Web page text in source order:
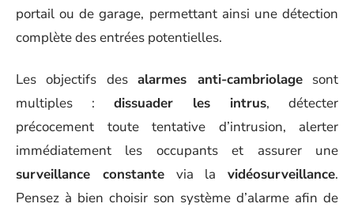
portail ou de garage, permettant ainsi une détection
complète des entrées potentielles.
Les objectifs desalarmes anti-cambriolagesont
multiples : dissuader les intrus, détecter
précocement toute tentative d’intrusion, alerter
immédiatement les occupants et assurer une
surveillance constantevia la vidéosurveillance.
Pensez à bien choisir son système d’alarme afin de